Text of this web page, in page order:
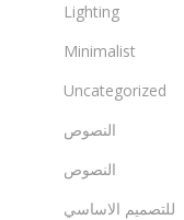
Lighting
Minimalist
Uncategorized
النصوص
النصوص
للتصميم الاساسي